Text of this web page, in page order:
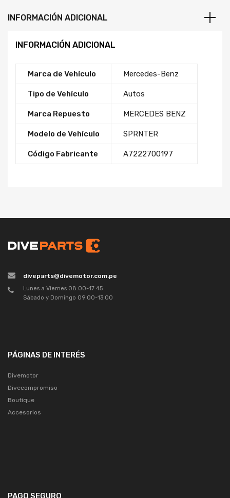
INFORMACIÓN ADICIONAL
INFORMACIÓN ADICIONAL
Marca de Vehículo Mercedes-Benz
Tipo de Vehículo Autos
Marca Repuesto MERCEDES BENZ
Modelo de Vehículo SPRNTER
Código Fabricante A7222700197
diveparts@divemotor.com.pe
Lunes a Viernes 08:00-17:45
Sábado y Domingo 09:00-13:00
PÁGINAS DE INTERÉS
Divemotor
Divecompromiso
Boutique
Accesorios